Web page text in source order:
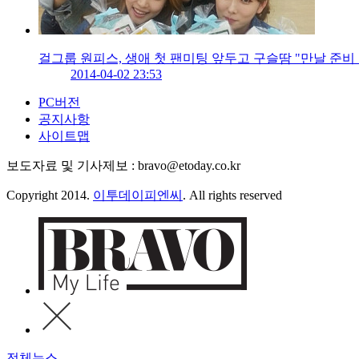
걸그룹 원피스, 생애 첫 팬미팅 앞두고 구슬땀 "만날 준비
2014-04-02 23:53
PC버전
공지사항
사이트맵
보도자료 및 기사제보 : bravo@etoday.co.kr
Copyright 2014. 이투데이피엔씨 . All rights reserved